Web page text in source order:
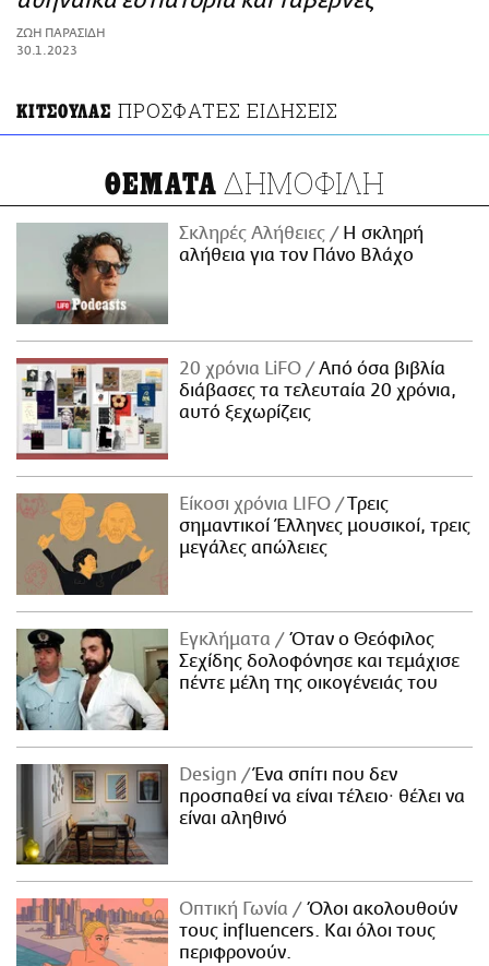
ΑΜΠΑ
PRINT
ΖΩΗ ΠΑΡΑΣΙΔΗ
30.1.2023
ΚΙΤΣΟΥΛΑΣ ΠΡΟΣΦΑΤΕΣ ΕΙΔΗΣΕΙΣ
ΘΕΜΑΤΑ ΔΗΜΟΦΙΛΗ
Σκληρές Αλήθειες
H σκληρή
αλήθεια για τον Πάνο Βλάχο
20 χρόνια LiFO
Από όσα βιβλία
διάβασες τα τελευταία 20 χρόνια,
αυτό ξεχωρίζεις
Είκοσι χρόνια LIFO
Tρεις
σημαντικοί Έλληνες μουσικοί, τρεις
μεγάλες απώλειες
Εγκλήματα
Όταν ο Θεόφιλος
Σεχίδης δολοφόνησε και τεμάχισε
πέντε μέλη της οικογένειάς του
Design
Ένα σπίτι που δεν
προσπαθεί να είναι τέλειο· θέλει να
είναι αληθινό
Οπτική Γωνία
Όλοι ακολουθούν
τους influencers. Και όλοι τους
περιφρονούν.